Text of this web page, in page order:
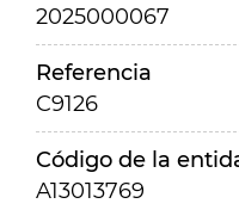
2025000067
Referencia
C9126
Código de la
A13013769